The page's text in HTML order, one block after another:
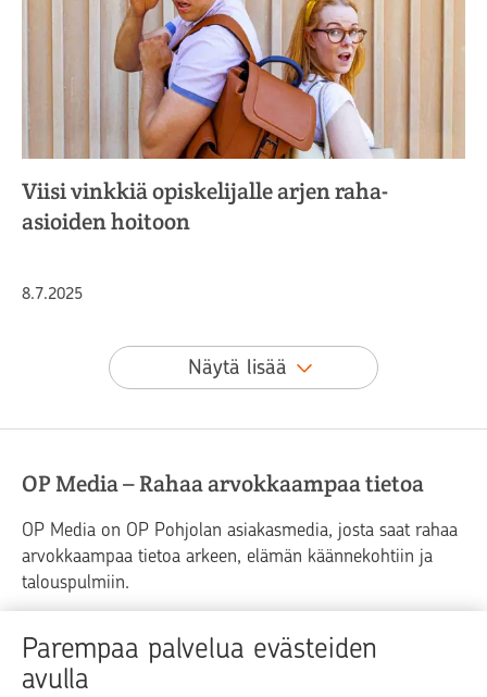
Parempaa palvelua evästeiden
avulla
Viisi vinkkiä opiskelijalle arjen raha-
asioiden hoitoon
Julkaistu
8.7.2025
Näytä lisää
OP Media – Rahaa arvokkaampaa tietoa
OP Media on OP Pohjolan asiakasmedia, josta saat rahaa
arvokkaampaa tietoa arkeen, elämän käännekohtiin ja
talouspulmiin.
Raha Elämä
Yrityselämä
Blogit ja puheenvuorot